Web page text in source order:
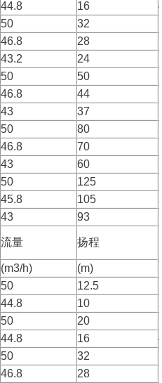
44.8 16
50 32
46.8 28
43.2 24
50 50
46.8 44
43 37
50 80
46.8 70
43 60
50 125
45.8 105
43 93
流量 扬程
(m3/h)
(m)
50 12.5
44.8 10
50 20
44.8 16
50 32
46.8 28